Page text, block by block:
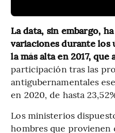
La data, sin embargo,
variaciones durante los
la más alta en 2017, que
participación tras las
antigubernamentales
en 2020, de hasta
Los ministerios
hombres que provienen